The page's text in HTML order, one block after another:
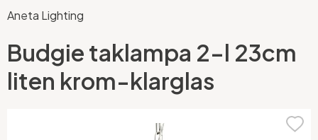
Aneta Lighting
Budgie taklampa 2-l 23cm
liten krom-klarglas